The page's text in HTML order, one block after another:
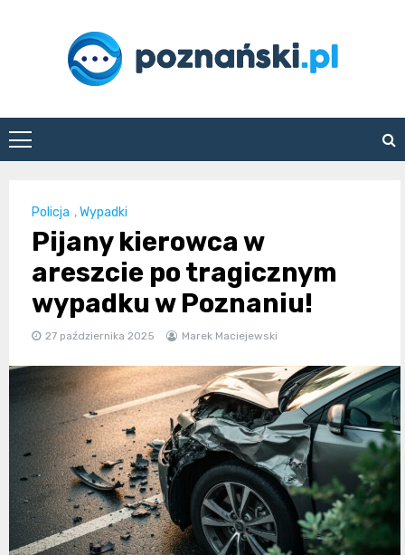
poznanski.pl
Policja ,Wypadki
Pijany kierowca w
areszcie po tragicznym
wypadku w Poznaniu!
27 października 2025 Marek Maciejewski